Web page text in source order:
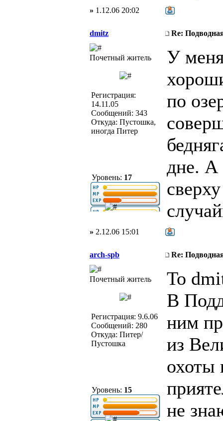
» 1.12.06 20:02
dmitz Re:
Почетный житель
Регистрация:
14.11.05
Сообщений: 343
Откуда: Пустошка,
иногда Питер
Уровень: 17
У
по
дне. А
» 2.12.06 15:01
arch-spb Re:
Почетный житель
Регистрация: 9.6.06
Сообщений: 280
Откуда: Питер/
Пустошка
Уровень: 15
To
В
ним
из
охоты
не